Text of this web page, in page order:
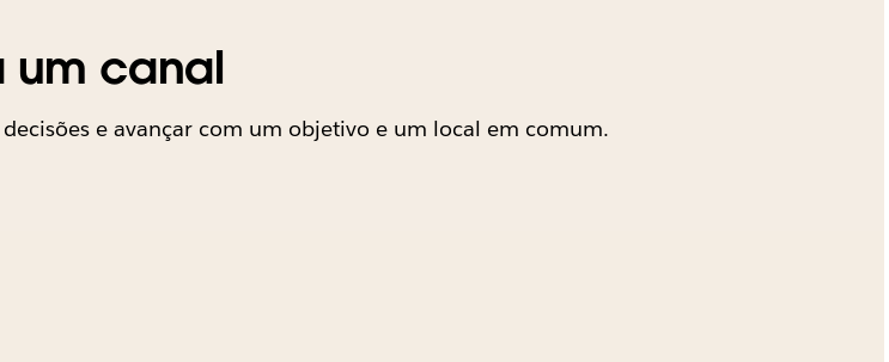
um canal
e avançar com um objetivo e um local em comum.